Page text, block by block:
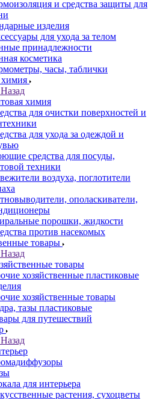
и средства защиты для
изделия
для ухода за телом
принадлежности
косметика
часы, таблички
Назад
химия
для очистки поверхностей и
для ухода за одеждой и
средства для посуды,
техники
воздуха, поглотители
ополаскиватели,
порошки, жидкости
против насекомых
товары
Назад
товары
хозяйственные пластиковые
хозяйственные товары
тазы пластиковые
для путешествий
Назад
для интерьера
растения, сухоцветы